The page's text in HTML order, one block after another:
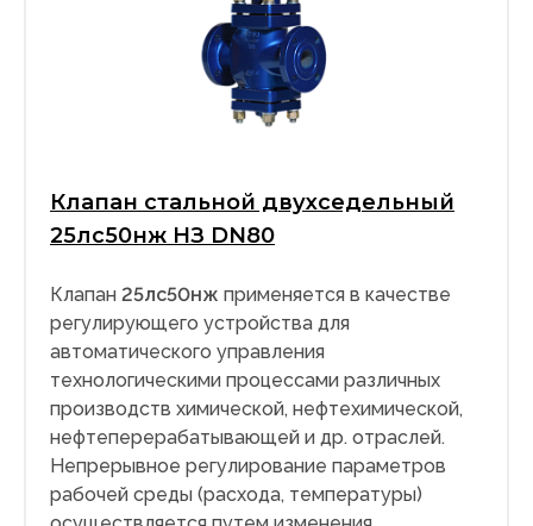
Клапан стальной двухседельный
25лс50нж НЗ DN80
Клапан 25лс50нж применяется в качестве
регулирующего устройства для
автоматического управления
технологическими процессами различных
производств химической, нефтехимической,
нефтеперерабатывающей и др. отраслей.
Непрерывное регулирование параметров
рабочей среды (расхода, температуры)